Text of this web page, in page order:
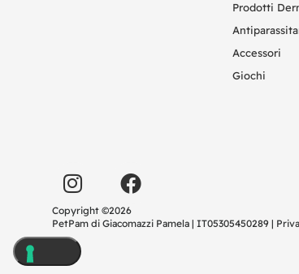
Prodotti
Accessori
Giochi
Copyright ©2026
PetPam di Giacomazzi Pamela | IT05305450289 |